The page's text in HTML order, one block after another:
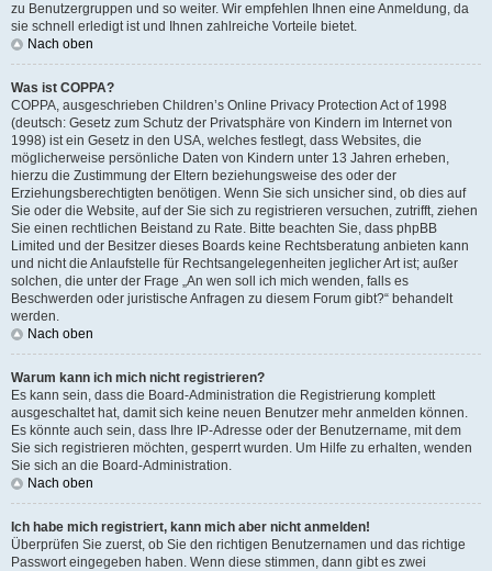
zu Benutzergruppen und so weiter. Wir empfehlen Ihnen eine Anmeldung, da
sie schnell erledigt ist und Ihnen zahlreiche Vorteile bietet.
Nach oben
Was ist COPPA?
COPPA, ausgeschrieben Children’s Online Privacy Protection Act of 1998
(deutsch: Gesetz zum Schutz der Privatsphäre von Kindern im Internet von
1998) ist ein Gesetz in den USA, welches festlegt, dass Websites, die
möglicherweise persönliche Daten von Kindern unter 13 Jahren erheben,
hierzu die Zustimmung der Eltern beziehungsweise des oder der
Erziehungsberechtigten benötigen. Wenn Sie sich unsicher sind, ob dies auf
Sie oder die Website, auf der Sie sich zu registrieren versuchen, zutrifft, ziehen
Sie einen rechtlichen Beistand zu Rate. Bitte beachten Sie, dass phpBB
Limited und der Besitzer dieses Boards keine Rechtsberatung anbieten kann
und nicht die Anlaufstelle für Rechtsangelegenheiten jeglicher Art ist; außer
solchen, die unter der Frage „An wen soll ich mich wenden, falls es
Beschwerden oder juristische Anfragen zu diesem Forum gibt?“ behandelt
werden.
Nach oben
Warum kann ich mich nicht registrieren?
Es kann sein, dass die Board-Administration die Registrierung komplett
ausgeschaltet hat, damit sich keine neuen Benutzer mehr anmelden können.
Es könnte auch sein, dass Ihre IP-Adresse oder der Benutzername, mit dem
Sie sich registrieren möchten, gesperrt wurden. Um Hilfe zu erhalten, wenden
Sie sich an die Board-Administration.
Nach oben
Ich habe mich registriert, kann mich aber nicht anmelden!
Überprüfen Sie zuerst, ob Sie den richtigen Benutzernamen und das richtige
Passwort eingegeben haben. Wenn diese stimmen, dann gibt es zwei